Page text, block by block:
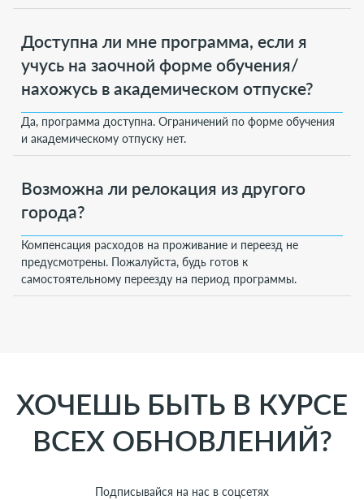
Доступна ли мне программа, если я
учусь на заочной форме обучения/
нахожусь в академическом отпуске?
Да, программа доступна. Ограничений по форме обучения
и академическому отпуску нет.
Возможна ли релокация из другого
города?
Компенсация расходов на проживание и переезд не
предусмотрены. Пожалуйста, будь готов к
самостоятельному переезду на период программы.
ХОЧЕШЬ БЫТЬ В КУРСЕ
ВСЕХ ОБНОВЛЕНИЙ?
Подписывайся на нас в соцсетях